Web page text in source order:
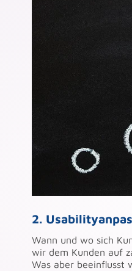
2.
Wann und wo sich
wir dem Kunden auf
Was aber beeinflusst